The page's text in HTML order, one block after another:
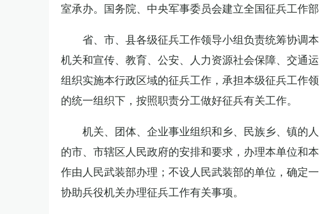
室承办。国务院、中央军事委员会建立全国征兵工作
省、市、县各级征兵工作领导小组负责统筹协调
机关和宣传、教育、公安、人力资源社会保障、交通
组织实施本行政区域的征兵工作，承担本级征兵工作
的统一组织下，按照职责分工做好征兵有关工作。
机关、团体、企业事业组织和乡、民族乡、镇的
的市、市辖区人民政府的安排和要求，办理本单位和
作由人民武装部办理；不设人民武装部的单位，确定
协助兵役机关办理征兵工作有关事项。